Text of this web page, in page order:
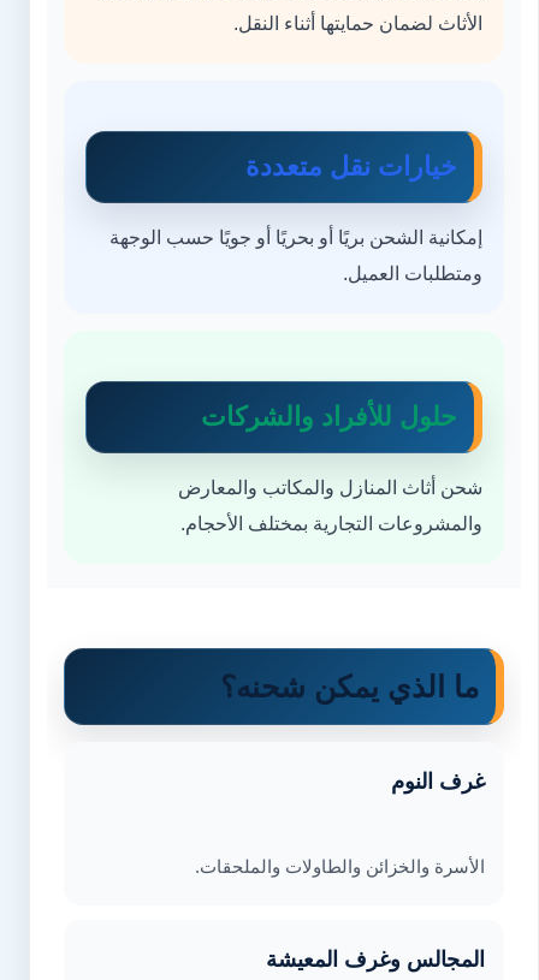
الأثاث لضمان حمايتها أثناء النقل.
خيارات نقل متعددة
إمكانية الشحن بريًا أو بحريًا أو جويًا حسب الوجهة
ومتطلبات العميل.
حلول للأفراد والشركات
شحن أثاث المنازل والمكاتب والمعارض
والمشروعات التجارية بمختلف الأحجام.
ما الذي يمكن شحنه؟
غرف النوم
الأسرة والخزائن والطاولات والملحقات.
المجالس وغرف المعيشة